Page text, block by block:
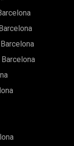
y
ubicación de
de la
hace que